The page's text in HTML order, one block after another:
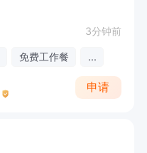
3分钟前
免费工作餐 ...
申请